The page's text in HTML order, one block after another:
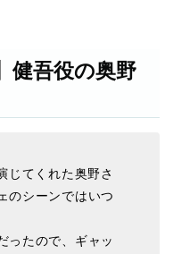
健吾役の奥野
じてくれた奥野さ
のシーンではいつ
ったので、ギャッ